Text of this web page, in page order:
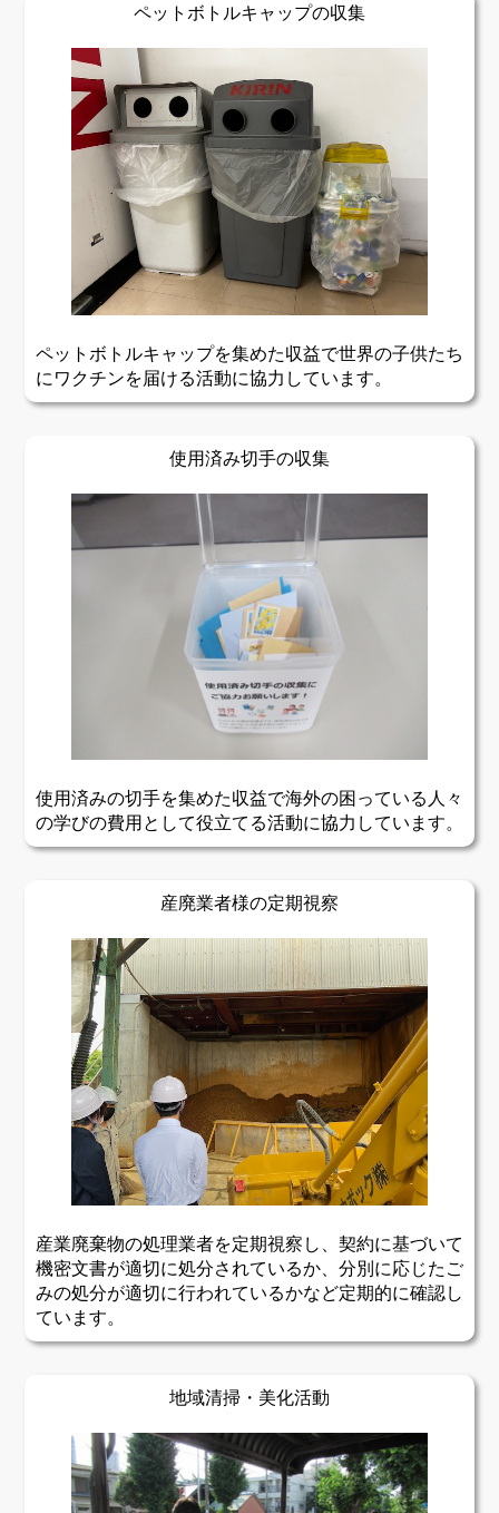
ペットボトルキャップの収集
ペットボトルキャップを集めた収益で世界の子供たち
にワクチンを届ける活動に協力しています。
使用済み切手の収集
使用済みの切手を集めた収益で海外の困っている人々
の学びの費用として役立てる活動に協力しています。
産廃業者様の定期視察
産業廃棄物の処理業者を定期視察し、契約に基づいて
機密文書が適切に処分されているか、分別に応じたご
みの処分が適切に行われているかなど定期的に確認し
ています。
地域清掃・美化活動